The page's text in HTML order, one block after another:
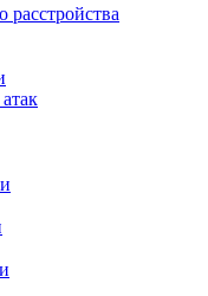
расстройства